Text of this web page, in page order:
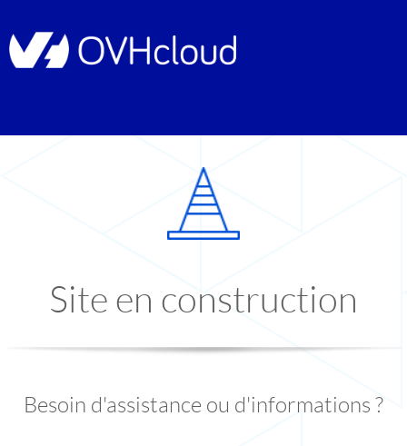
Site en construction
Besoin d'assistance ou d'informations ?